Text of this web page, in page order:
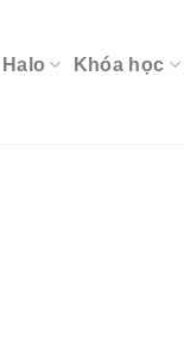
Khóa học